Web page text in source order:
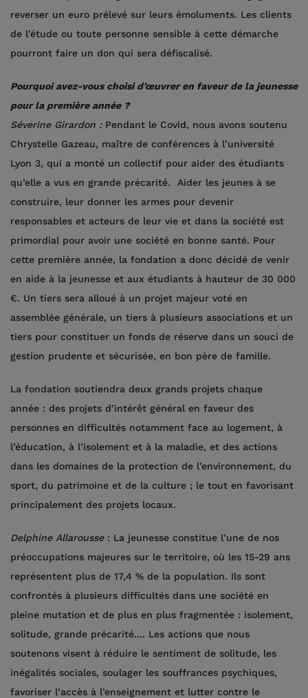
reverser un euro prélevé sur leurs émoluments. Les clients
de l’étude ou toute personne sensible à cette démarche
pourront faire un don qui sera défiscalisé.
Pourquoi avez-vous choisi d’œuvrer en faveur de la jeunesse
pour la première année ?
Séverine Girardon : Pendant le Covid, nous avons soutenu
Chrystelle Gazeau, maître de conférences à l’université
Lyon 3, qui a monté un collectif pour aider des étudiants
qu’elle a vus en grande précarité. Aider les jeunes à se
construire, leur donner les armes pour devenir
responsables et acteurs de leur vie et dans la société est
primordial pour avoir une société en bonne santé. Pour
cette première année, la fondation a donc décidé de venir
en aide à la jeunesse et aux étudiants à hauteur de 30 000
€. Un tiers sera alloué à un projet majeur voté en
assemblée générale, un tiers à plusieurs associations et un
tiers pour constituer un fonds de réserve dans un souci de
gestion prudente et sécurisée, en bon père de famille.
La fondation soutiendra deux grands projets chaque
année : des projets d’intérêt général en faveur des
personnes en difficultés notamment face au logement, à
l’éducation, à l’isolement et à la maladie, et des actions
dans les domaines de la protection de l’environnement, du
sport, du patrimoine et de la culture ; le tout en favorisant
principalement des projets locaux.
Delphine Allarousse : La jeunesse constitue l’une de nos
préoccupations majeures sur le territoire, où les 15-29 ans
représentent plus de 17,4 % de la population. Ils sont
confrontés à plusieurs difficultés dans une société en
pleine mutation et de plus en plus fragmentée : isolement,
solitude, grande précarité.... Les actions que nous
soutenons visent à réduire le sentiment de solitude, les
inégalités sociales, soulager les souffrances psychiques,
favoriser l’accès à l’enseignement et lutter contre le